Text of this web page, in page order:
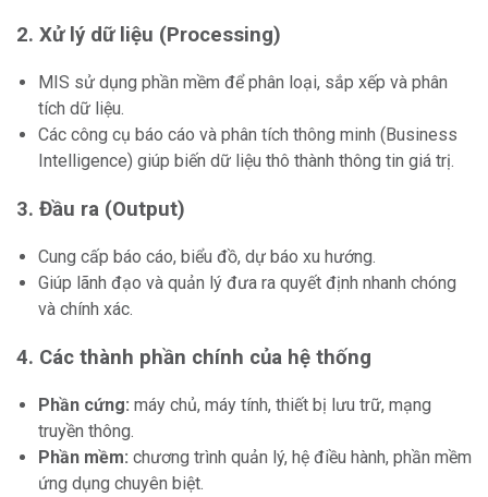
2. Xử lý dữ liệu (Processing)
MIS sử dụng phần mềm để phân loại, sắp xếp và phân
tích dữ liệu.
Các công cụ báo cáo và phân tích thông minh (Business
Intelligence) giúp biến dữ liệu thô thành thông tin giá trị.
3. Đầu ra (Output)
Cung cấp báo cáo, biểu đồ, dự báo xu hướng.
Giúp lãnh đạo và quản lý đưa ra quyết định nhanh chóng
và chính xác.
4. Các thành phần chính của hệ thống
Phần cứng: máy chủ, máy tính, thiết bị lưu trữ, mạng
truyền thông.
Phần mềm: chương trình quản lý, hệ điều hành, phần mềm
ứng dụng chuyên biệt.